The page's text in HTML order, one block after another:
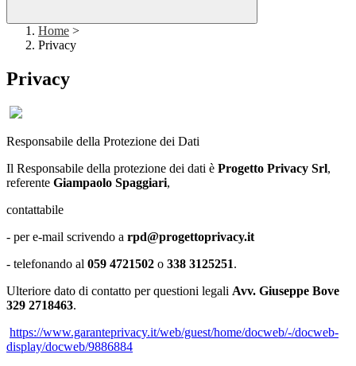
Home >
Privacy
Privacy
Responsabile della Protezione dei Dati
Il Responsabile della protezione dei dati è Progetto Privacy Srl,
referente Giampaolo Spaggiari,
contattabile
- per e-mail scrivendo a rpd@progettoprivacy.it
- telefonando al 059 4721502 o 338 3125251.
Ulteriore dato di contatto per questioni legali Avv. Giuseppe Bove
329 2718463.
https://www.garanteprivacy.it/web/guest/home/docweb/-/docweb-
display/docweb/9886884